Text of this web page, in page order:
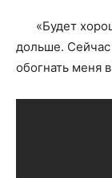
«Будет
дольше.
обогнать меня